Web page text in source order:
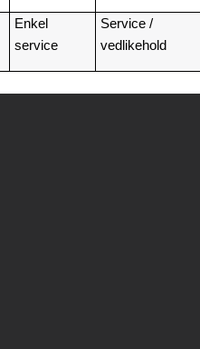
Enkel
service
Service /
vedlikehold